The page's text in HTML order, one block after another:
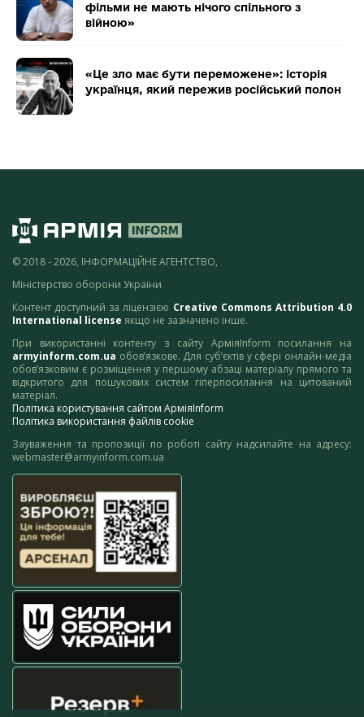
фільми не мають нічого спільного з
війною»
«Це зло має бути переможене»: історія
українця, який пережив російський полон
© 2018 - 2026, ІНФОРМАЦІЙНЕ АГЕНТСТВО,
Міністерство оборони України
Контент доступний за ліцензією Creative Commons Attribution 4.0
International license якщо не зазначено інше.
При використанні контенту з сайту АрміяInform посилання на
armyinform.com.ua обов’язкове. Для суб’єктів у сфері онлайн-медіа
обов’язковим є розміщення у першому абзаці матеріалу прямого та
відкритого для пошукових систем гіперпосилання на цитований
матеріал.
Політика користування сайтом АрміяInform
Політика використання файлів cookie
Зауваження та пропозиції по роботі сайту надсилайте на адресу:
webmaster@armyinform.com.ua